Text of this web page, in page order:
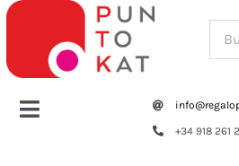
Saltar
contenido
Toggle
+34 918 261